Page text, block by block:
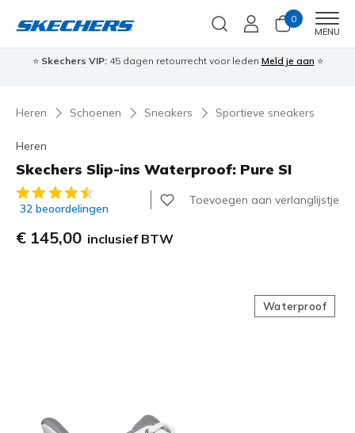
0
MENU
⭐ Skechers VIP:45 dagen retourrecht voor leden Meld je aan ⭐
Heren Schoenen Sneakers Sportieve sneakers
Heren
Skechers Slip-ins Waterproof: Pure SI
4,8 van de 5 klantbeoordelingen
32 beoordelingen
Toevoegen aan verlanglijstje
€ 145,00 inclusief BTW
Waterproof